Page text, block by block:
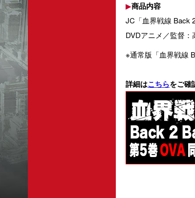
▶商品内容
JC「血界戦線 Back
DVDアニメ／監督
※通常版「血界戦線
詳細はこちらをご確